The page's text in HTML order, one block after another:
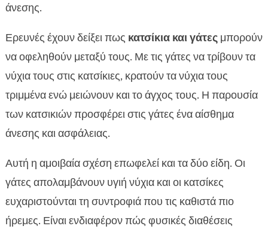
άνεσης.
Ερευνές έχουν δείξει πως κατσίκια και γάτεςμπορούν
να οφεληθούν μεταξύ τους. Με τις γάτες να τρίβουν τα
νύχια τους στις κατσίκιες, κρατούν τα νύχια τους
τριμμένα ενώ μειώνουν και το άγχος τους. Η παρουσία
των κατσικιών προσφέρει στις γάτες ένα αίσθημα
άνεσης και ασφάλειας.
Αυτή η αμοιβαία σχέση επωφελεί και τα δύο είδη. Οι
γάτες απολαμβάνουν υγιή νύχια και οι κατσίκες
ευχαριστούνται τη συντροφιά που τις καθιστά πιο
ήρεμες. Είναι ενδιαφέρον πώς φυσικές διαθέσεις